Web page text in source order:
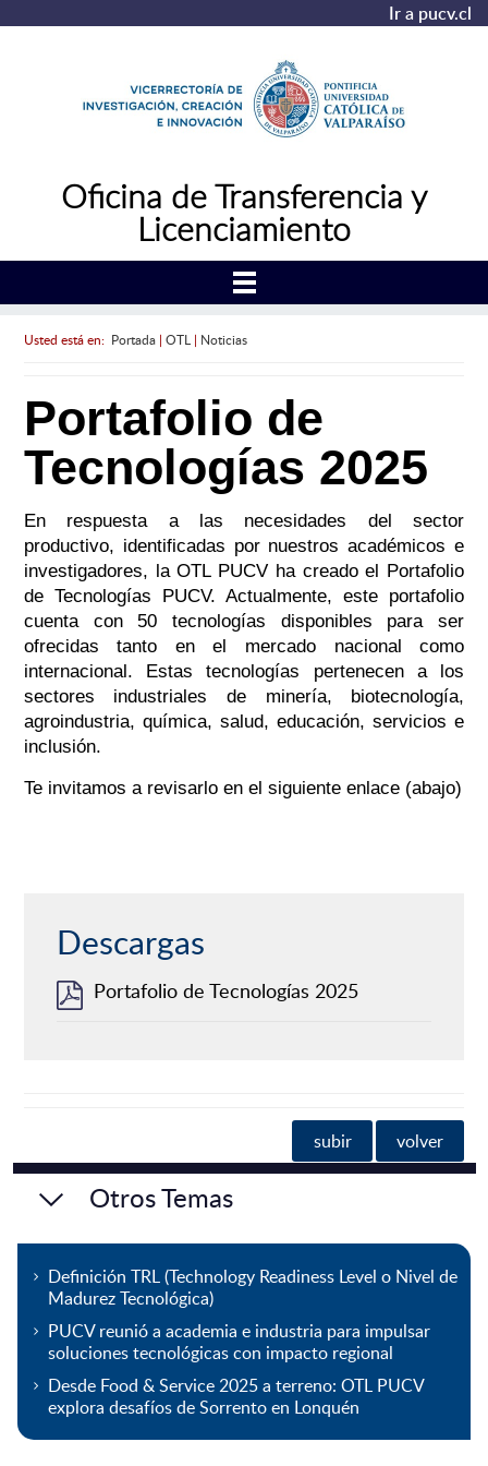
Ir a pucv.cl
Oficina de Transferencia y
Licenciamiento
Usted está en: Portada| OTL | Noticias
Portafolio de
Tecnologías 2025
En respuesta a las necesidades del sector
productivo, identificadas por nuestros académicos e
investigadores, la OTL PUCV ha creado el Portafolio
de Tecnologías PUCV. Actualmente, este portafolio
cuenta con 50 tecnologías disponibles para ser
ofrecidas tanto en el mercado nacional como
internacional. Estas tecnologías pertenecen a los
sectores industriales de minería, biotecnología,
agroindustria, química, salud, educación, servicios e
inclusión.
Te invitamos a revisarlo en el siguiente enlace (abajo)
Descargas
Portafolio de Tecnologías 2025
subir volver
Otros Temas
Definición TRL (Technology Readiness Level o Nivel de
Madurez Tecnológica)
PUCV reunió a academia e industria para impulsar
soluciones tecnológicas con impacto regional
Desde Food & Service 2025 a terreno: OTL PUCV
explora desafíos de Sorrento en Lonquén